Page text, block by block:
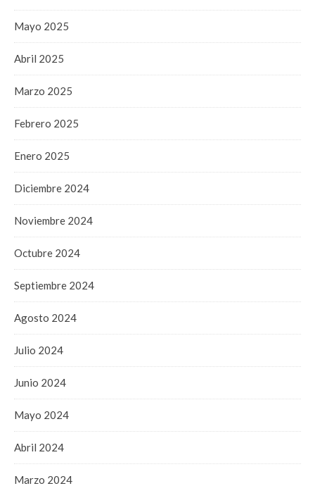
Mayo 2025
Abril 2025
Marzo 2025
Febrero 2025
Enero 2025
Diciembre 2024
Noviembre 2024
Octubre 2024
Septiembre 2024
Agosto 2024
Julio 2024
Junio 2024
Mayo 2024
Abril 2024
Marzo 2024